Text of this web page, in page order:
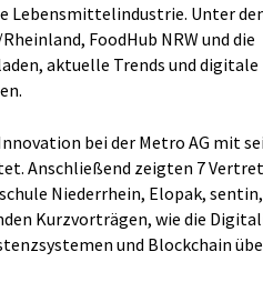
Lebensmittelindustrie. Unter
FoodHub NRW und die
aktuelle Trends und digitale
bei der Metro AG mit
Anschließend zeigten 7
Niederrhein, Elopak,
Kurzvorträgen, wie die
und Blockchain